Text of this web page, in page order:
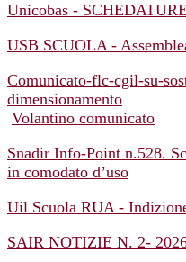
Unicobas -
USB SCUOLA -
Comunicato-flc-cgil-su-
dimensionamento
Volantino comunicato
Snadir Info-Point n.528.
in comodato d’uso
Uil Scuola RUA -
SAIR NOTIZIE N. 2-